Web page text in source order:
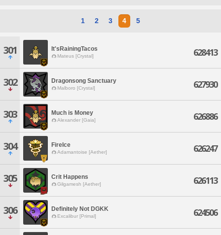
1 2 3 4 5
301 It'sRainingTacos
Mateus [Crystal] 628413
302 Dragonsong Sanctuary
Malboro [Crystal] 627930
303 Much is Money
Alexander [Gaia] 626886
304 FireIce
Adamantoise [Aether] 626247
305 Crit Happens
Gilgamesh [Aether] 626113
306 Definitely Not DGKK
Excalibur [Primal] 624506